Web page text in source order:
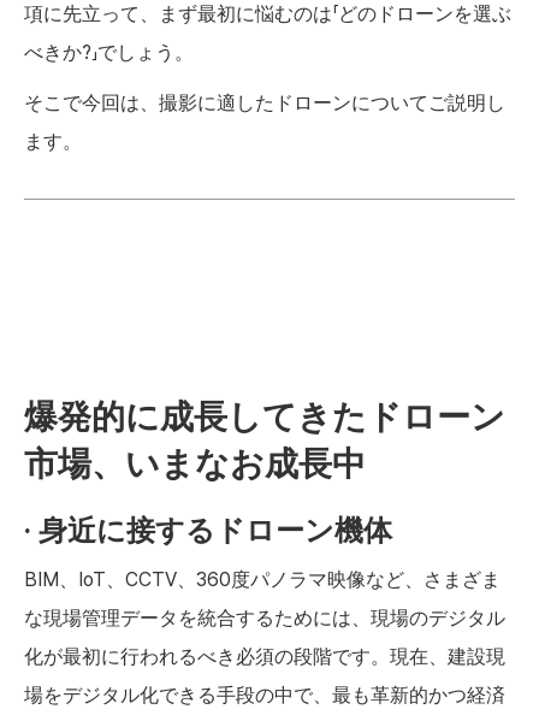
項に先立って、まず最初に悩むのは「どのドローンを選ぶ
べきか?」でしょう。
そこで今回は、撮影に適したドローンについてご説明し
ます。
爆発的に成長してきたドローン
市場、いまなお成長中
· 身近に接するドローン機体
BIM、IoT、CCTV、360度パノラマ映像など、さまざま
な現場管理データを統合するためには、現場のデジタル
化が最初に行われるべき必須の段階です。現在、建設現
場をデジタル化できる手段の中で、最も革新的かつ経済